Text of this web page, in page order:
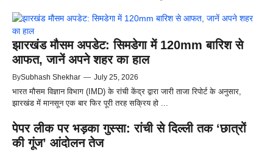
झारखंड मौसम अपडेट: सिमडेगा में 120mm बारिश से
आफत, जानें अपने शहर का हाल
BySubhash Shekhar — July 25, 2026
भारत मौसम विज्ञान विभाग (IMD) के रांची केंद्र द्वारा जारी ताजा रिपोर्ट के अनुसार,
झारखंड में मानसून एक बार फिर पूरी तरह सक्रिय हो ...
पेपर लीक पर भड़का गुस्सा: रांची से दिल्ली तक ‘छात्रों
की गूंज’ आंदोलन तेज